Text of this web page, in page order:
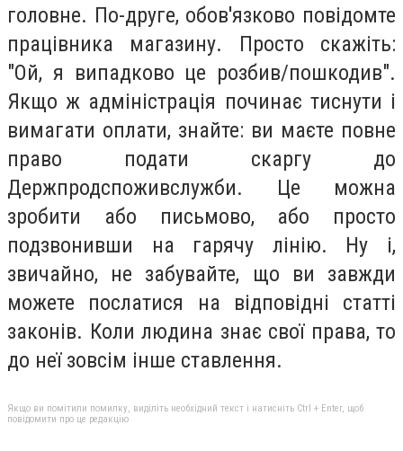
головне. По-друге, обов'язково повідомте
працівника магазину. Просто скажіть:
"Ой, я випадково це розбив/пошкодив".
Якщо ж адміністрація починає тиснути і
вимагати оплати, знайте: ви маєте повне
право подати скаргу до
Держпродспоживслужби. Це можна
зробити або письмово, або просто
подзвонивши на гарячу лінію. Ну і,
звичайно, не забувайте, що ви завжди
можете послатися на відповідні статті
законів. Коли людина знає свої права, то
до неї зовсім інше ставлення.
Якщо ви помітили помилку, виділіть необхідний текст і натисніть Ctrl + Enter, щоб
повідомити про це редакцію